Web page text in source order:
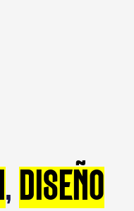
, DISEÑO